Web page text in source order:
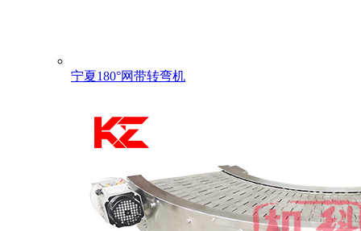
宁夏180°网带转弯机